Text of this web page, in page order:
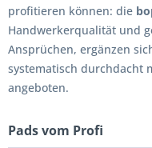
profitieren können: die
Handwerkerqualität und
Ansprüchen, ergänzen
systematisch durchdacht
angeboten.
Pads vom Profi